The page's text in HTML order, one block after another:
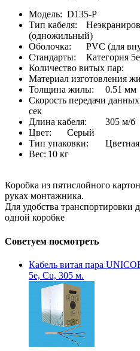
Модель: D135-P
Тип кабеля:
(одножильный)
Оболочка:
PVC (для
Стандарты:
Категория 5е
Количество витых пар:
Материал изготовления
Толщина жилы:
0.51 мм
Скорость передачи
сек
Длина кабеля:
305 м/б
Цвет:
Серый
Тип упаковки:
Вес: 10 кг
Коробка из пятислойного
руках монтажника.
Для удобства транспортировки
одной коробке
Советуем посмотреть
Кабель витая пара
5e, Cu, 305 м.